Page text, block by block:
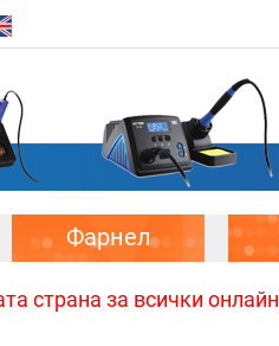
Фарнел
страна за всички